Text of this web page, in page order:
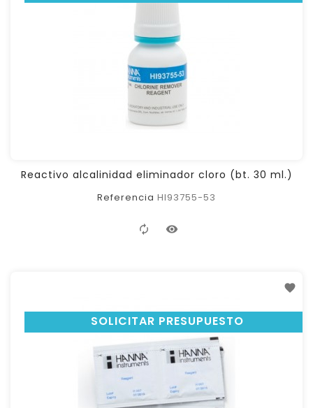
Reactivo alcalinidad eliminador cloro (bt. 30 ml.)
Referencia HI93755-53
SOLICITAR PRESUPUESTO